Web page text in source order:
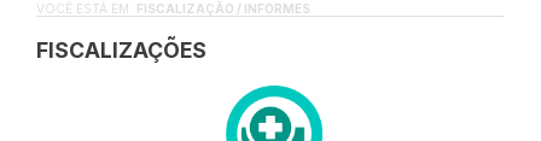
VOCÊ ESTÁ EM: FISCALIZAÇÃO / INFORMES
FISCALIZAÇÕES